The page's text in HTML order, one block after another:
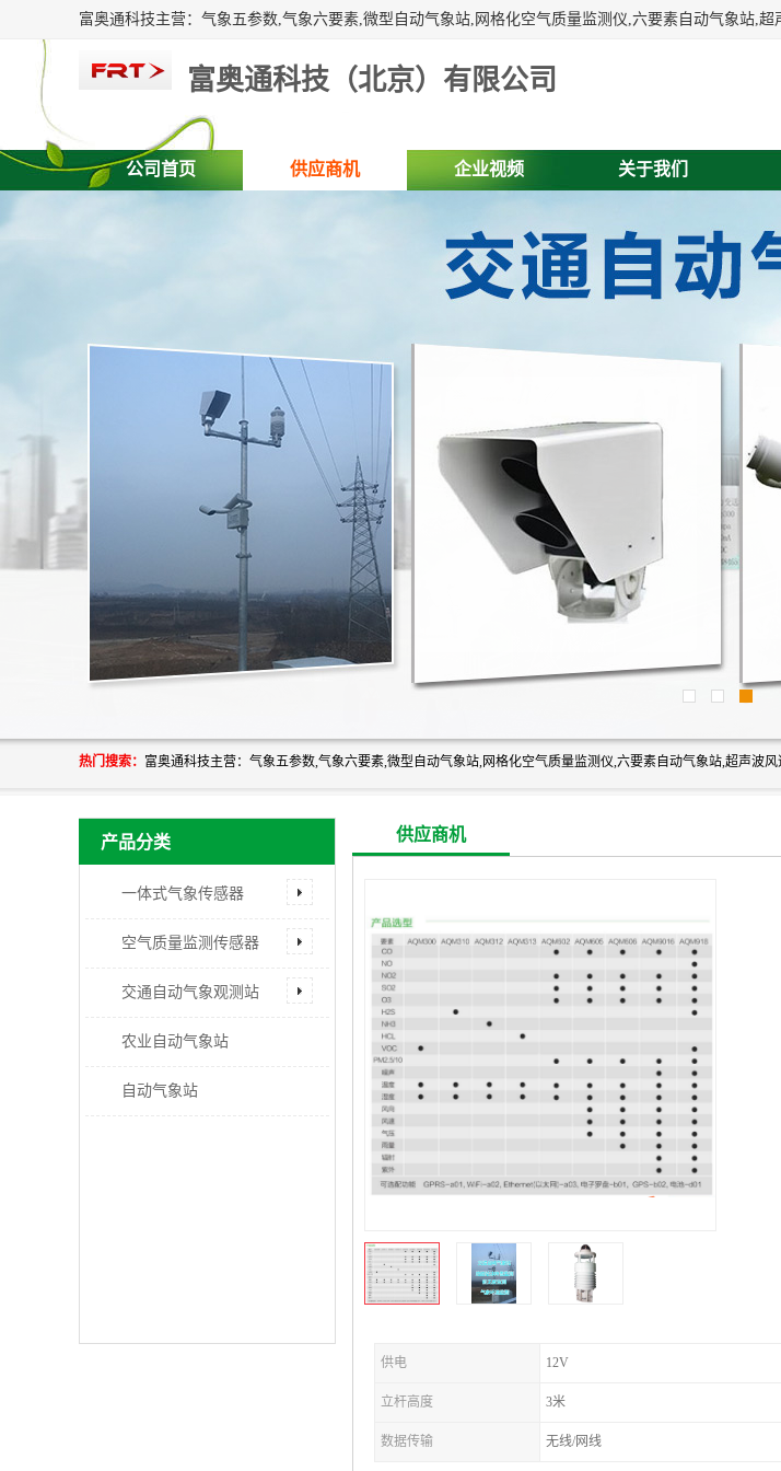
富奥通科技（北京）有限公司
公司首页 供应商机 企业视频 关于我们
热门搜索：
产品分类
一体式气象传感器
空气质量监测传感器
交通自动气象观测站
农业自动气象站
自动气象站
供应商机
供电 12V
立杆高度 3米
数据传输 无线/网线